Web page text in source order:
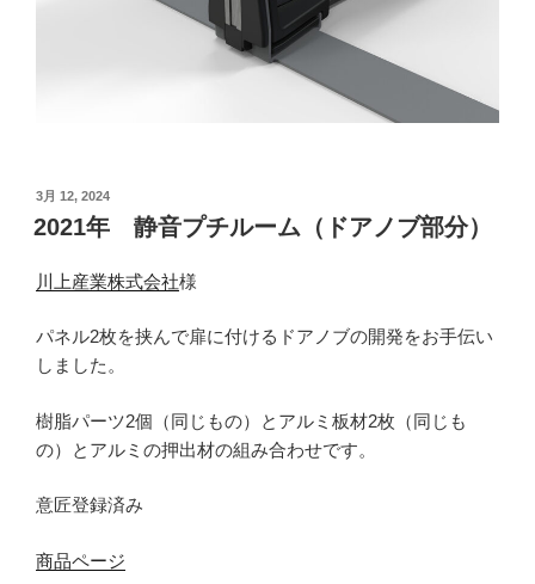
投
稿
日:
3月 12, 2024
2021年 静音プチルーム（ドアノブ部分）
川上産業株式会社様
パネル2枚を挟んで扉に付けるドアノブの開発をお手伝い
しました。
樹脂パーツ2個（同じもの）とアルミ板材2枚（同じも
の）とアルミの押出材の組み合わせです。
意匠登録済み
商品ページ